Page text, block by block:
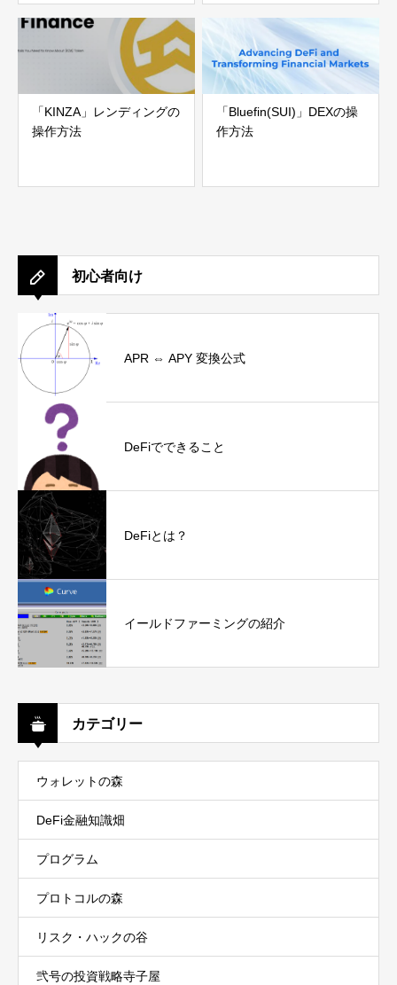
「KINZA」レンディングの
操作方法
「Bluefin(SUI)」DEXの操
作方法
初心者向け
APR ⇔ APY 変換公式
DeFiでできること
DeFiとは？
イールドファーミングの紹介
カテゴリー
ウォレットの森
DeFi金融知識畑
プログラム
プロトコルの森
リスク・ハックの谷
弐号の投資戦略寺子屋